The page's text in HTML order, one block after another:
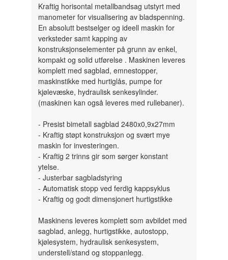
Kraftig horisontal metallbandsag utstyrt med
manometer for visualisering av bladspenning.
En absolutt bestselger og ideell maskin for
verksteder samt kapping av
konstruksjonselementer på grunn av enkel,
kompakt og solid utførelse . Maskinen leveres
komplett med sagblad, emnestopper,
maskinstikke med hurtiglås, pumpe for
kjølevæske, hydraulisk senkesylinder.
(maskinen kan også leveres med rullebaner).
- Presist bimetall sagblad 2480x0,9x27mm
- Kraftig støpt konstruksjon og svært mye
maskin for investeringen.
- Kraftig 2 trinns gir som sørger konstant
ytelse.
- Justerbar sagbladstyring
- Automatisk stopp ved ferdig kappsyklus
- Kraftig og godt dimensjonert hurtigstikke
Maskinens leveres komplett som avbildet med
sagblad, anlegg, hurtigstikke, autostopp,
kjølesystem, hydraulisk senkesystem,
understell/stand og stoppanlegg.